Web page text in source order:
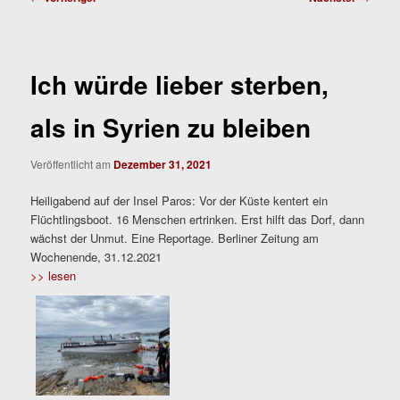
Ich würde lieber sterben,
als in Syrien zu bleiben
Veröffentlicht am Dezember 31, 2021
Heiligabend auf der Insel Paros: Vor der Küste kentert ein
Flüchtlingsboot. 16 Menschen ertrinken. Erst hilft das Dorf, dann
wächst der Unmut. Eine Reportage. Berliner Zeitung am
Wochenende, 31.12.2021
>> lesen